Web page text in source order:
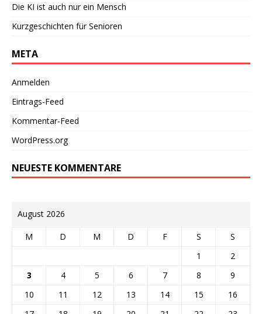
Die KI ist auch nur ein Mensch
Kurzgeschichten für Senioren
META
Anmelden
Eintrags-Feed
Kommentar-Feed
WordPress.org
NEUESTE KOMMENTARE
August 2026
M D M D F S
S
1
2
3
4 5 6 7 8
9
10
11 12 13 14 15
16